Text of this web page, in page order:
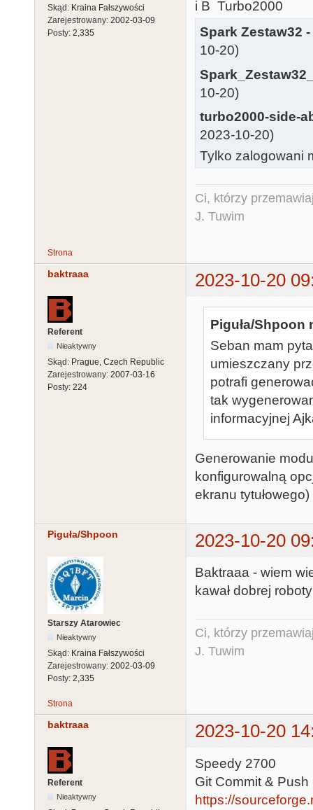
Skąd: Kraina Fałszywości
Zarejestrowany: 2002-03-09
Posty: 2,335
i B Turbo2000
Spark Zestaw32
10-20)
10-20)
turbo2000-side-
2023-10-20)
Tylko zalogowani
Ci, którzy
J. Tuwim
Strona
baktraaa 2023-10-20
Referent
Nieaktywny
Skąd: Prague, Czech Republic
Zarejestrowany: 2007-03-16
Posty: 224
Piguła/Shpoon
Seban mam
umieszczany
potrafi
tak
informacyjnej
Generowanie
konfigurowalną
ekranu
Piguła/Shpoon 2023-10-20
Starszy Atarowiec
Nieaktywny
Skąd: Kraina Fałszywości
Zarejestrowany: 2002-03-09
Posty: 2,335
Baktraaa - wiem
kawał dobrej
Ci, którzy
J. Tuwim
Strona
baktraaa 2023-10-20
Referent
Nieaktywny
Speedy 2700
Git Commit & Push
https://